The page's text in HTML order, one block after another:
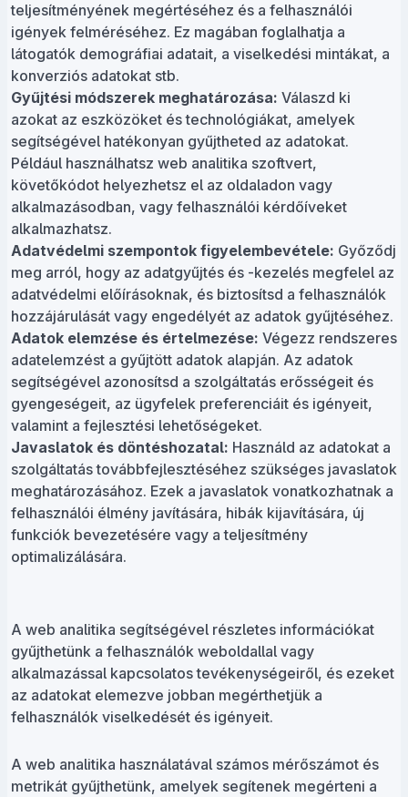
teljesítményének megértéséhez és a felhasználói
igények felméréséhez. Ez magában foglalhatja a
látogatók demográfiai adatait, a viselkedési mintákat, a
konverziós adatokat stb.
Gyűjtési módszerek meghatározása: Válaszd ki
azokat az eszközöket és technológiákat, amelyek
segítségével hatékonyan gyűjtheted az adatokat.
Például használhatsz web analitika szoftvert,
követőkódot helyezhetsz el az oldaladon vagy
alkalmazásodban, vagy felhasználói kérdőíveket
alkalmazhatsz.
Adatvédelmi szempontok figyelembevétele: Győződj
meg arról, hogy az adatgyűjtés és -kezelés megfelel az
adatvédelmi előírásoknak, és biztosítsd a felhasználók
hozzájárulását vagy engedélyét az adatok gyűjtéséhez.
Adatok elemzése és értelmezése: Végezz rendszeres
adatelemzést a gyűjtött adatok alapján. Az adatok
segítségével azonosítsd a szolgáltatás erősségeit és
gyengeségeit, az ügyfelek preferenciáit és igényeit,
valamint a fejlesztési lehetőségeket.
Javaslatok és döntéshozatal: Használd az adatokat a
szolgáltatás továbbfejlesztéséhez szükséges javaslatok
meghatározásához. Ezek a javaslatok vonatkozhatnak a
felhasználói élmény javítására, hibák kijavítására, új
funkciók bevezetésére vagy a teljesítmény
optimalizálására.
A web analitika segítségével részletes információkat
gyűjthetünk a felhasználók weboldallal vagy
alkalmazással kapcsolatos tevékenységeiről, és ezeket
az adatokat elemezve jobban megérthetjük a
felhasználók viselkedését és igényeit.
A web analitika használatával számos mérőszámot és
metrikát gyűjthetünk, amelyek segítenek megérteni a